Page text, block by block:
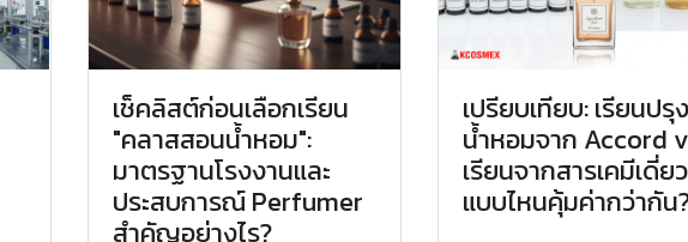
เช็คลิสต์ก่อนเลือกเรียน
"คลาสสอนน้ำหอม":
มาตรฐานโรงงานและ
ประสบการณ์ Perfumer
สำคัญอย่างไร?
เปรียบเทียบ: เรียนปรุง
น้ำหอมจาก Accord
เรียนจากสารเคมีเดี่ยว
แบบไหนคุ้มค่ากว่ากัน